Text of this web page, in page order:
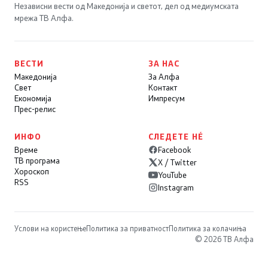
Независни вести од Македонија и светот, дел од медиумската
мрежа ТВ Алфа.
ВЕСТИ
Македонија
Свет
Економија
Прес-релис
ЗА НАС
За Алфа
Контакт
Импресум
ИНФО
Време
ТВ програма
Хороскоп
RSS
СЛЕДЕТЕ НÉ
Facebook
X / Twitter
YouTube
Instagram
Услови на користењеПолитика за приватностПолитика за колачиња
© 2026 ТВ Алфа